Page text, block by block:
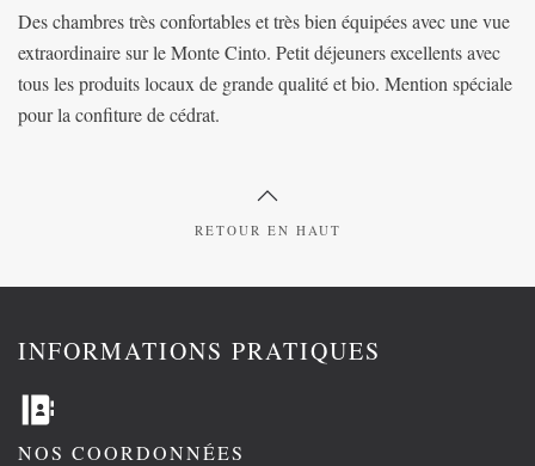
Des chambres très confortables et très bien équipées avec une vue
extraordinaire sur le Monte Cinto. Petit déjeuners excellents avec
tous les produits locaux de grande qualité et bio. Mention spéciale
pour la confiture de cédrat.
RETOUR EN HAUT
INFORMATIONS PRATIQUES
NOS COORDONNÉES